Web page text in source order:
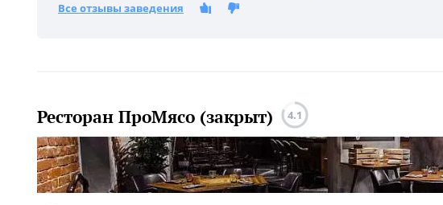
Все отзывы заведения
Ресторан ПроМясо (закрыт) 4.1